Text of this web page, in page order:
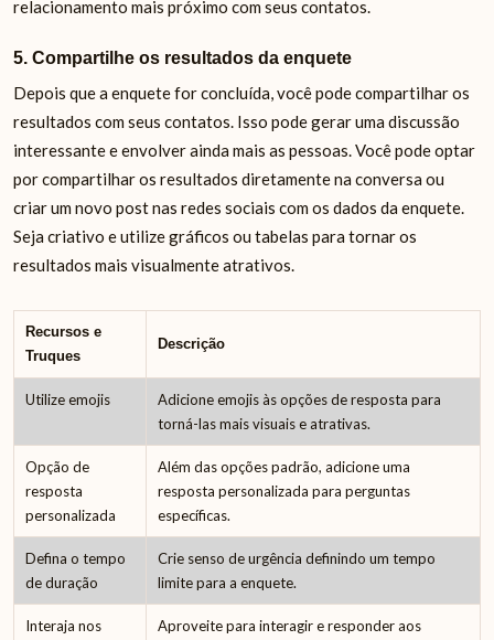
relacionamento mais próximo com seus contatos.
5. Compartilhe os resultados da enquete
Depois que a enquete for concluída, você pode compartilhar os
resultados com seus contatos. Isso pode gerar uma discussão
interessante e envolver ainda mais as pessoas. Você pode optar
por compartilhar os resultados diretamente na conversa ou
criar um novo post nas redes sociais com os dados da enquete.
Seja criativo e utilize gráficos ou tabelas para tornar os
resultados mais visualmente atrativos.
Recursos e
Truques
Descrição
Utilize emojis
Adicione emojis às opções de resposta para
torná-las mais visuais e atrativas.
Opção de
resposta
personalizada
Além das opções padrão, adicione uma
resposta personalizada para perguntas
específicas.
Defina o tempo
de duração
Crie senso de urgência definindo um tempo
limite para a enquete.
Interaja nos
Aproveite para interagir e responder aos